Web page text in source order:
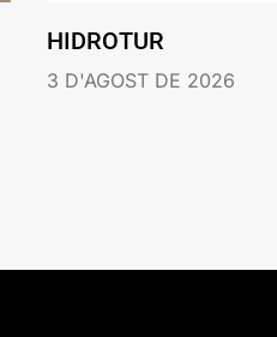
HIDROTUR
3 D'AGOST DE 2026